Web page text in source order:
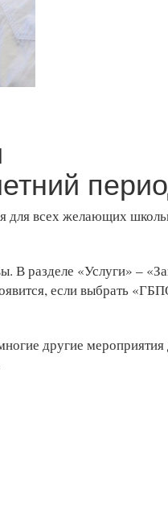
для всех желающих
В разделе «Услуги» –
если выбрать
другие мероприятия